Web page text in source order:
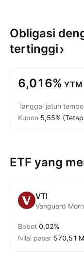
Obligasi
tertinggi
6,016% YTM
Tanggal jatuh tempo
Kupon 5,55%
ETF yang
VTI
Bobot 0,02%
Nilai pasar ‪570,51 M‬